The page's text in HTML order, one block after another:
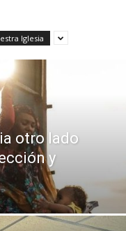
Iglesia
otro lado
y